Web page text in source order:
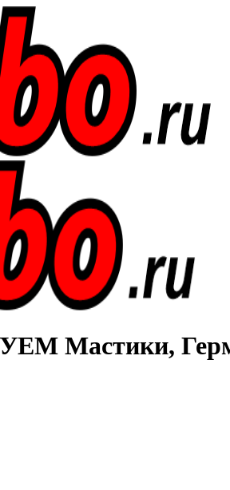
Мастики,